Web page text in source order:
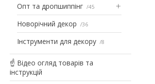
Опт та дропшиппінг 45
Новорічний декор 36
Інструменти для декору 8
☝ Відео огляд товарів та
інструкцій